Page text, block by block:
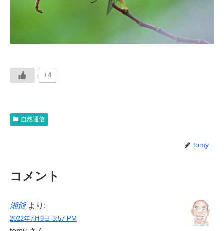
+4
自然通信
tomy
コメント
湘爺 より:
2022年7月9日 3:57 PM